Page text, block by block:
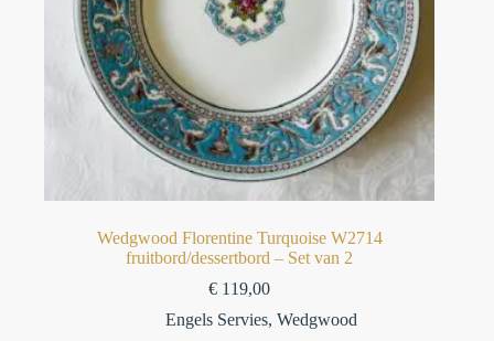
Wedgwood Florentine Turquoise W2714
fruitbord/dessertbord – Set van 2
€ 119,00
Engels Servies,Wedgwood